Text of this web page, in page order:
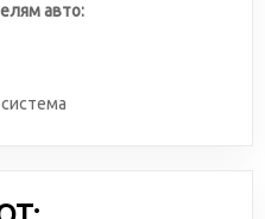
авто: